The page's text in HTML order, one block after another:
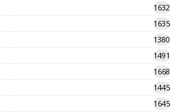
1632
1635
1380
1491
1668
1445
1645